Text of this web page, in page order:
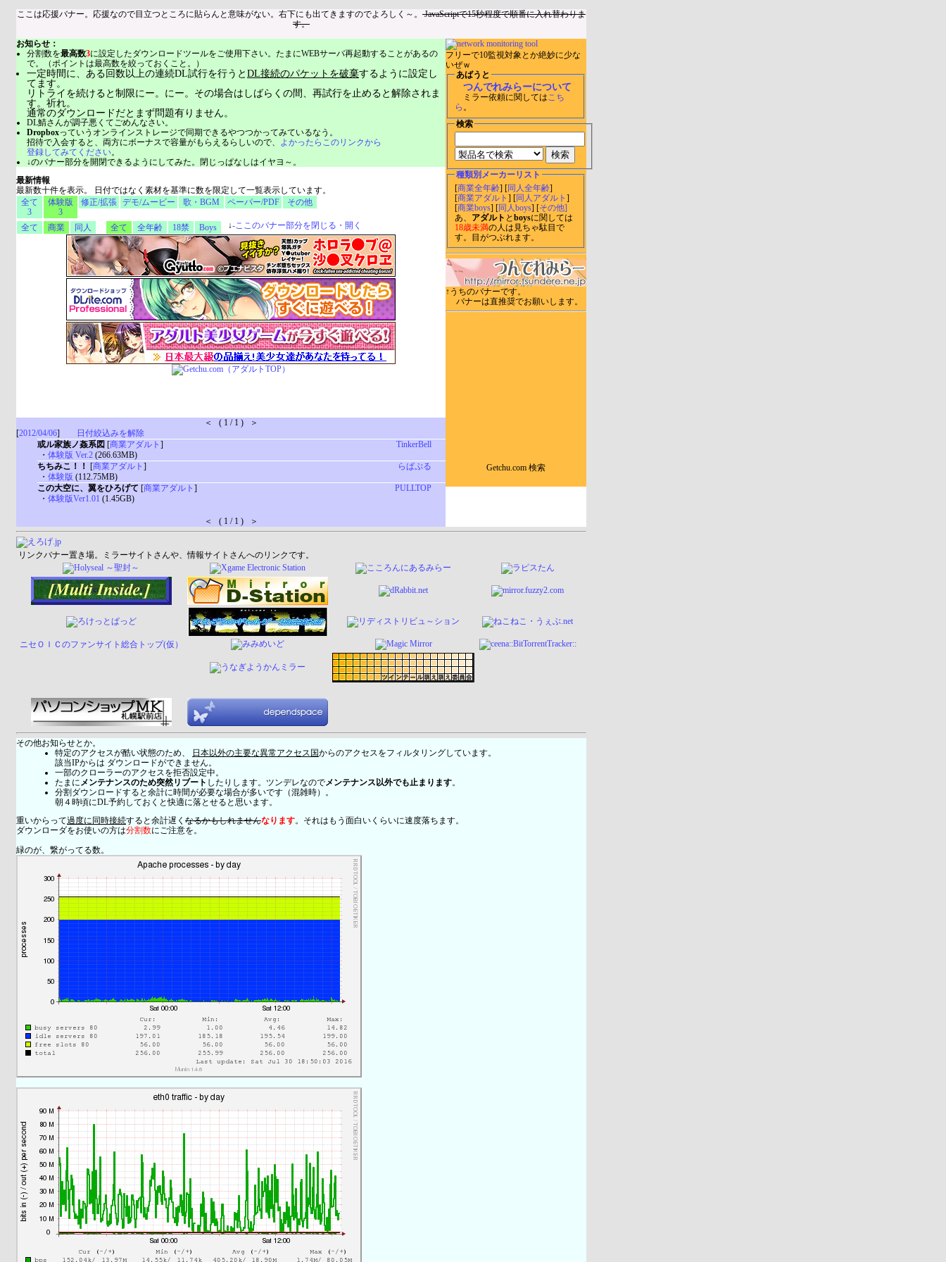
ここは応援バナー。応援なので目立つところに貼らんと意味がない。右下にも出てきますのでよろしく～。 JavaScriptで15秒程度で順番に入れ替わりま
す。
フリーで10監視対象とか絶妙に少な
いぜｗ
あばうと
つんでれみらーについて
ミラー依頼に関してはこち
ら 。
検索
種類別メーカーリスト
[商業全年齢 ] [同人全年齢]
[商業アダルト ] [同人アダルト ]
[商業boys] [同人boys ] [その他]
あ、 アダルト とboysに関しては
18歳未満の人は見ちゃ駄目で
す。目がつぶれます。
↑うちのバナーです。
バナーは直推奨でお願いします。
Getchu.com 検索
お知らせ：
分割数を最高数3に設定したダウンロードツールをご使用下さい。たまにWEBサーバ再起動することがあるの
で。（ポイントは最高数を絞っておくこと。）
一定時間に、ある回数以上の連続DL試行を行うとDL接続のパケットを破棄するように設定し
てます。
リトライを続けると制限にー。にー。その場合はしばらくの間、再試行を止めると解除されま
す。祈れ。
通常のダウンロードだとまず問題有りません。
DL鯖さんが調子悪くてごめんなさい。
Dropboxっていうオンラインストレージで同期できるやつつかってみているなう。
招待で入会すると、両方にボーナスで容量がもらえるらしいので、 よかったらこのリンクから
登録してみてください。
↓のバナー部分を開閉できるようにしてみた。閉じっぱなしはイヤヨ～。
最新情報
最新数十件を表示。 日付ではなく素材を基準に数を限定して一覧表示しています。
全て
3
体験版
3
修正/拡張 デモ/ムービー 歌・BGM ペーパー/PDF その他
全て 商業 同人 全て 全年齢 18禁 Boys ↓-ここのバナー部分を閉じる・開く
＜ ( 1 / 1 ) ＞
[2012/04/06]
日付絞込みを解除
或ル家族ノ姦系図 [商業アダルト ]
TinkerBell
・ 体験版 Ver.2 (266.63MB)
ちちみこ！！
[商業アダルト ]
らぱぷる
・ 体験版 (112.75MB)
この大空に、翼をひろげて [商業アダルト ]
PULLTOP
・ 体験版Ver1.01 (1.45GB)
＜ ( 1 / 1 ) ＞
リンクバナー置き場。ミラーサイトさんや、情報サイトさんへのリンクです。
ニセＯＩＣのファンサイト総合トップ(仮）
その他お知らせとか。
特定のアクセスが酷い状態のため、
日本以外の主要な異常アクセス国からのアクセスをフィルタリングしています。
該当IPからは ダウンロードができません。
一部のクローラーのアクセスを拒否設定中。
たまにメンテナンスのため突然リブート したりします。ツンデレなのでメンテナンス以外でも止まります。
分割ダウンロードすると余計に時間が必要な場合が多いです（混雑時）。
朝４時頃にDL予約しておくと快適に落とせると思います。
重いからって過度に同時接続すると余計遅く なるかもしれませんなります。それはもう面白いくらいに速度落ちます。
ダウンローダをお使いの方は分割数にご注意を。
緑のが、繋がってる数。